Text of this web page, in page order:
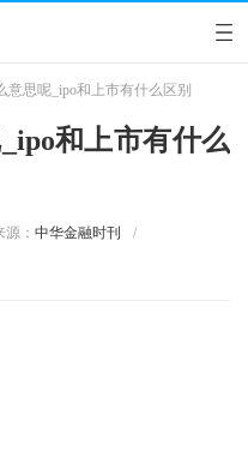
意思呢_ipo和上市有什么区别
和上市有什么
源： 中华金融时刊
/